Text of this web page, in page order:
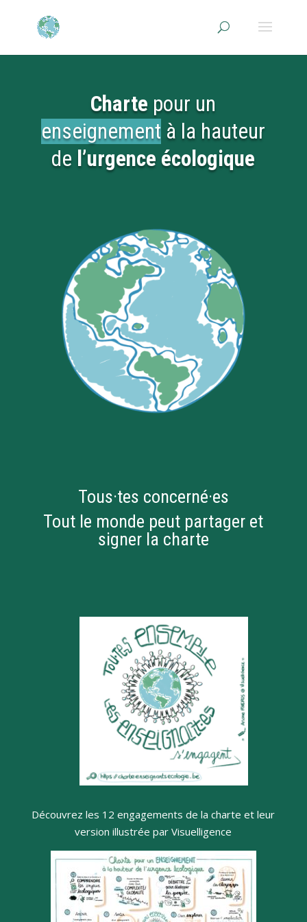
Charte pour un
enseignement à la hauteur
de l’urgence écologique
Tous·tes concerné·es
Tout le monde peut partager et
signer la charte
Découvrez les 12 engagements de la charte et leur
version illustrée par Visuelligence